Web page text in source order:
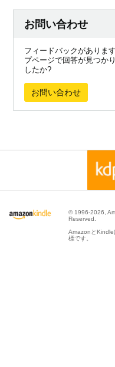
お問い合わせ
フィードバックがありま
プページで回答が見つか
したか?
お問い合わせ
© 1996-2026,
Reserved.
Amazonと
標です。